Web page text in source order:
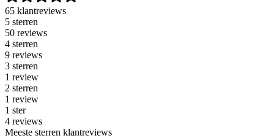
65 klantreviews
5 sterren
50 reviews
4 sterren
9 reviews
3 sterren
1 review
2 sterren
1 review
1 ster
4 reviews
Meeste sterren klantreviews